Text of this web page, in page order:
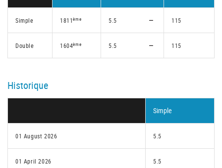
Simple 1811ème 5.5 115
Double 1604ème 5.5 115
Historique
Simple
01 August 2026 5.5
01 April 2026 5.5